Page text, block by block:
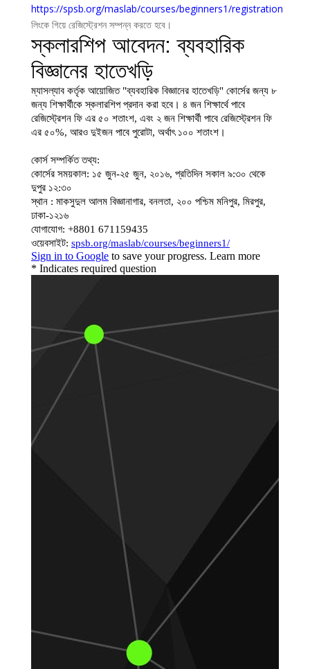
https://spsb.org/maslab/courses/beginners1/registration
লিংকে গিয়ে রেজিস্ট্রেশন সম্পন্ন করতে হবে।